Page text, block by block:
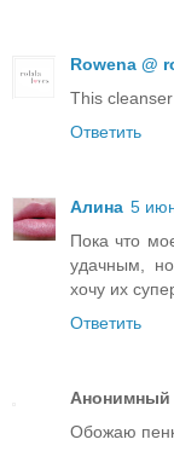
Rowena @
This
Ответить
Алина 5
Пока что
удачным,
хочу их
Ответить
Анонимный
Обожаю